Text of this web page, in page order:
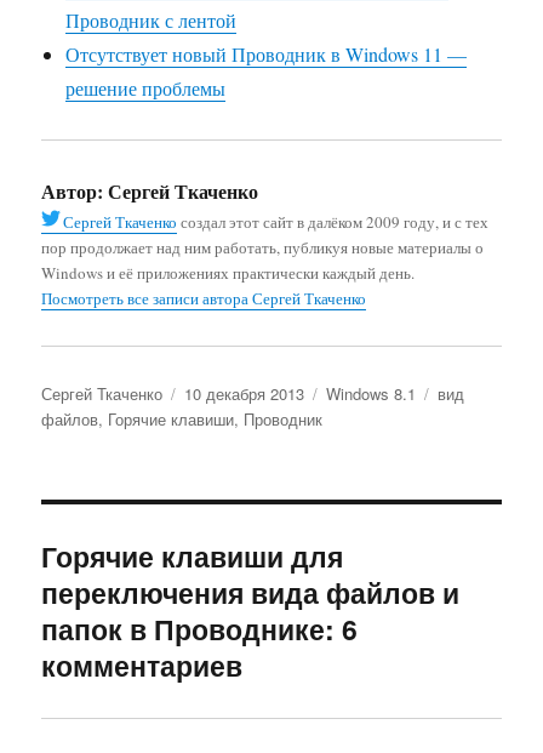
Проводник с лентой
Отсутствует новый Проводник в Windows 11 —
решение проблемы
Автор: Сергей Ткаченко
Сергей Ткаченко создал этот сайт в далёком 2009 году, и с тех
пор продолжает над ним работать, публикуя новые материалы о
Windows и её приложениях практически каждый день.
Посмотреть все записи автора Сергей Ткаченко
Автор
Сергей Ткаченко Опубликовано
10 декабря 2013 Рубрики
Windows 8.1 Метки
вид
файлов, Горячие клавиши, Проводник
Горячие клавиши для
переключения вида файлов и
папок в Проводнике: 6
комментариев